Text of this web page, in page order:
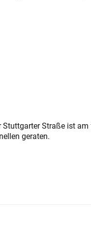
Straße ist am
geraten.